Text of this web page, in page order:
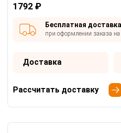
1792 ₽
Бесплатная доставка
при оформлении заказа
Доставка
Рассчитать доставку